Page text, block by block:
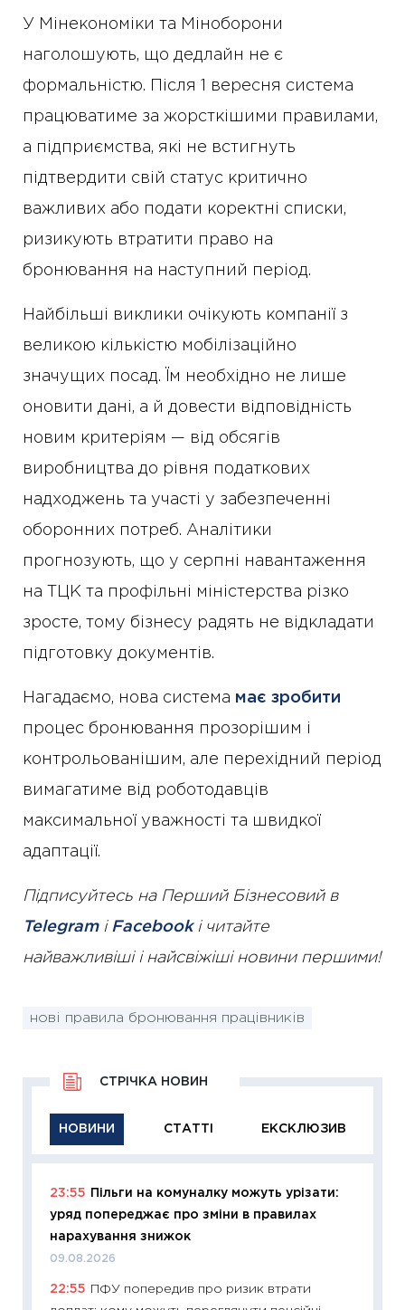
У Мінекономіки та Міноборони
наголошують, що дедлайн не є
формальністю. Після 1 вересня система
працюватиме за жорсткішими правилами,
а підприємства, які не встигнуть
підтвердити свій статус критично
важливих або подати коректні списки,
ризикують втратити право на
бронювання на наступний період.
Найбільші виклики очікують компанії з
великою кількістю мобілізаційно
значущих посад. Їм необхідно не лише
оновити дані, а й довести відповідність
новим критеріям — від обсягів
виробництва до рівня податкових
надходжень та участі у забезпеченні
оборонних потреб. Аналітики
прогнозують, що у серпні навантаження
на ТЦК та профільні міністерства різко
зросте, тому бізнесу радять не відкладати
підготовку документів.
Нагадаємо, нова система має зробити
процес бронювання прозорішим і
контрольованішим, але перехідний період
вимагатиме від роботодавців
максимальної уважності та швидкої
адаптації.
Підписуйтесь на Перший Бізнесовий в
Telegramі Facebookі читайте
найважливіші і найсвіжіші новини першими!
нові правила бронювання працівників
НОВИНИ СТАТТІ ЕКСКЛЮЗИВ
СТРІЧКА НОВИН
23:55
Пільги на комуналку можуть урізати:
уряд попереджає про зміни в правилах
нарахування знижок
09.08.2026
22:55
ПФУ попередив про ризик втрати